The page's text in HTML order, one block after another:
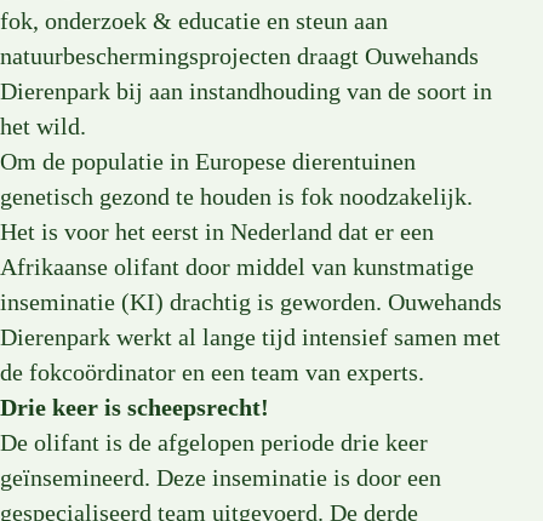
fok, onderzoek & educatie en steun aan
natuurbeschermingsprojecten draagt Ouwehands
Dierenpark bij aan instandhouding van de soort in
het wild.
Om de populatie in Europese dierentuinen
genetisch gezond te houden is fok noodzakelijk.
Het is voor het eerst in Nederland dat er een
Afrikaanse olifant door middel van kunstmatige
inseminatie (KI) drachtig is geworden. Ouwehands
Dierenpark werkt al lange tijd intensief samen met
de fokcoördinator en een team van experts.
Drie keer is scheepsrecht!
De olifant is de afgelopen periode drie keer
geïnsemineerd. Deze inseminatie is door een
gespecialiseerd team uitgevoerd. De derde